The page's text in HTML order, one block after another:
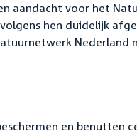
aandacht voor het
hen duidelijk
Nederland
en benutten